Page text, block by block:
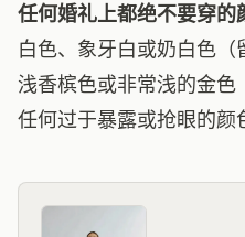
任何婚礼上都绝不要穿的
白色、象牙白或奶白色（
浅香槟色或非常浅的金色
任何过于暴露或抢眼的颜